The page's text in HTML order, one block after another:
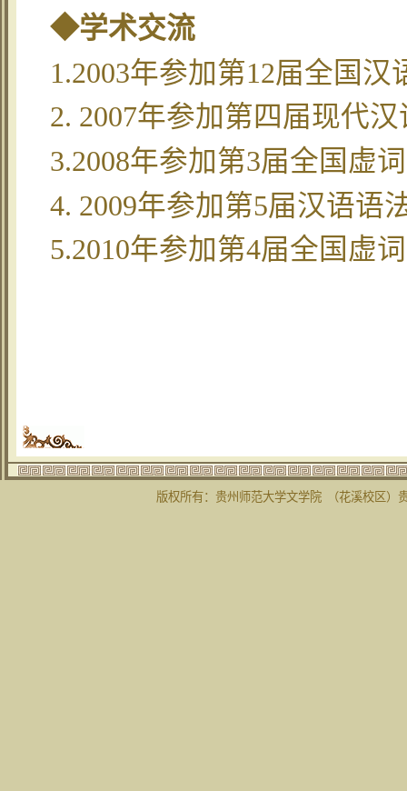
◆学术交流
1.2003年参加第12届全国汉
2. 2007年参加第四届现代
3.2008年参加第3届全国虚
4. 2009年参加第5届汉语语
5.2010年参加第4届全国虚
版权所有：贵州师范大学文学院 （花溪校区